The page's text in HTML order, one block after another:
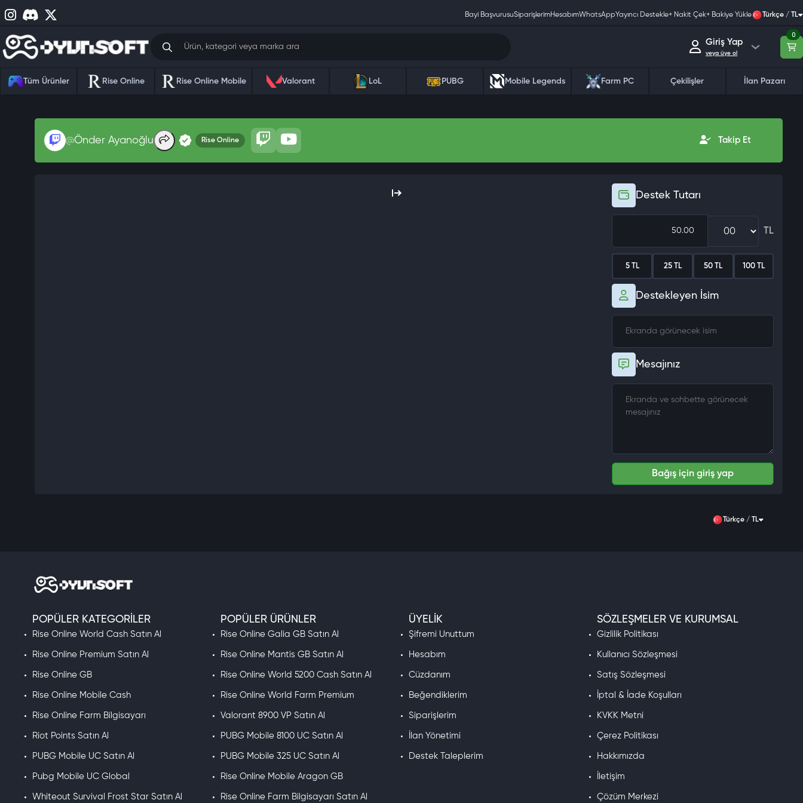
Bayi BaşvurusuSiparişlerimHesabımWhatsAppYayıncı Destekle+ Nakit Çek+ Bakiye Yükle Türkçe / TL
Giriş Yap
veya üye ol
0
Tüm Ürünler Rise Online Rise Online Mobile Valorant LoL PUBG Mobile Legends Farm PC Çekilişler İlan Pazarı
Önder Ayanoğlu Rise Online Takip Et
Destek Tutarı
TL
5 TL 25 TL 50 TL 100 TL
Destekleyen İsim
Mesajınız
Bağış için giriş yap
Türkçe / TL
POPÜLER KATEGORILER
Rise Online World Cash Satın Al
Rise Online Premium Satın Al
Rise Online GB
Rise Online Mobile Cash
Rise Online Farm Bilgisayarı
Riot Points Satın Al
PUBG Mobile UC Satın Al
Pubg Mobile UC Global
Whiteout Survival Frost Star Satın Al
POPÜLER ÜRÜNLER
Rise Online Galia GB Satın Al
Rise Online Mantis GB Satın Al
Rise Online World 5200 Cash Satın Al
Rise Online World Farm Premium
Valorant 8900 VP Satın Al
PUBG Mobile 8100 UC Satın Al
PUBG Mobile 325 UC Satın Al
Rise Online Mobile Aragon GB
Rise Online Farm Bilgisayarı Satın Al
ÜYELIK
Şifremi Unuttum
Hesabım
Cüzdanım
Beğendiklerim
Siparişlerim
İlan Yönetimi
Destek Taleplerim
SÖZLEŞMELER VE KURUMSAL
Gizlilik Politikası
Kullanıcı Sözleşmesi
Satış Sözleşmesi
İptal & İade Koşulları
KVKK Metni
Çerez Politikası
Hakkımızda
İletişim
Çözüm Merkezi